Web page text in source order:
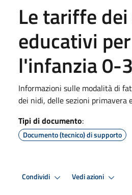
Le tariffe
educativi per
l'infanzia 0-
Informazioni sulle modalità di
dei nidi, delle sezioni primavera
Tipi di documento:
Documento (tecnico) di supporto
Condividi Vedi azioni